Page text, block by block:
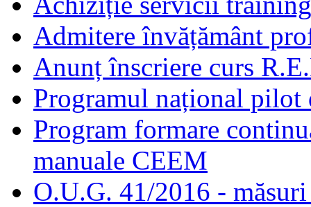
Admitere învățământ
Anunț înscriere curs
Programul național pilot
Program formare
manuale CEEM
O.U.G. 41/2016 -